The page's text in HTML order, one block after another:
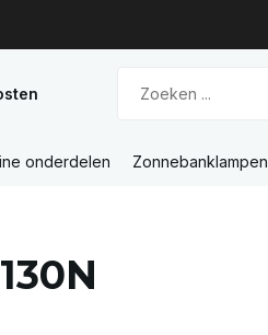
onderdelen Zonnebanklampen